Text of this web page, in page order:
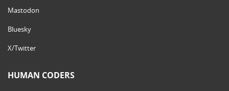
Mastodon
Bluesky
X/Twitter
HUMAN CODERS